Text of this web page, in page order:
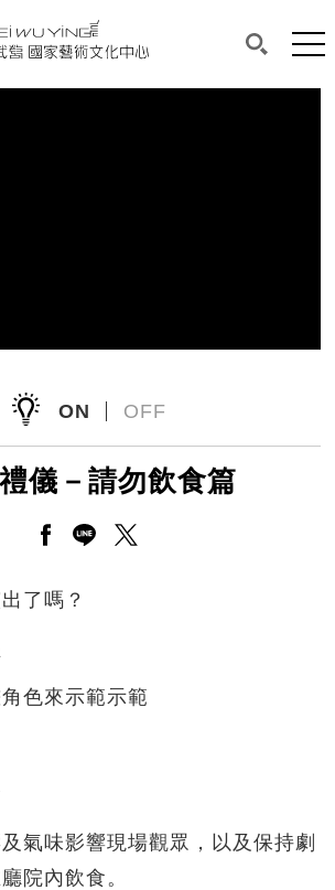
術文化中心
要內容區。
區塊列有本網站主要連結。
藝術文化中心
搜尋(開
網
ON OFF
儀－請勿飲食篇
另開新視窗分享至facebook
另開新視窗分享至line
另開新視窗分享至
了嗎？
色來示範示範
氣味影響現場觀眾，以及保持劇
院內飲食。